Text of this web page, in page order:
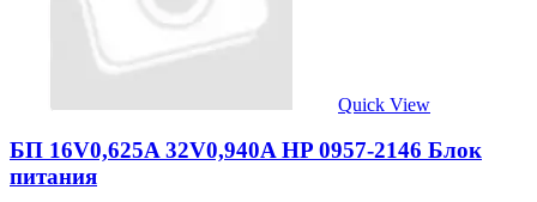
Quick View
БП 16V0,625A 32V0,940A HP 0957-2146 Блок
питания